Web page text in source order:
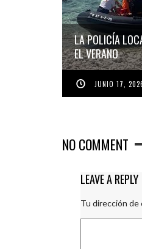
LA POLICÍA
EL VERANO
JUNIO 17,
NO COMMENT
LEAVE A REPLY
Tu dirección de